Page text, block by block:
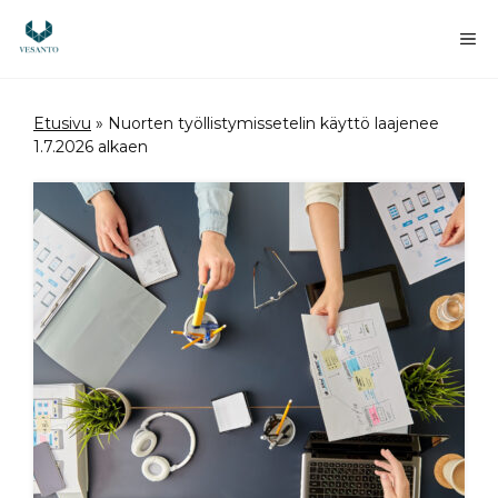
sisältöön
Etusivu » Nuorten työllistymissetelin käyttö laajenee
1.7.2026 alkaen